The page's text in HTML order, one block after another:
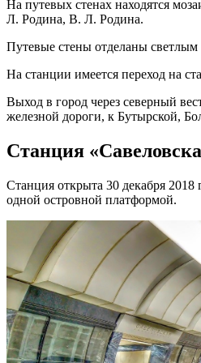
На путевых стенах находятся
Л. Родина, В. Л. Родина.
Путевые стены отделаны светлым
На станции имеется переход на
Выход в город через северный
железной дороги, к Бутырской,
Станция
Станция открыта 30 декабря
одной островной платформой.